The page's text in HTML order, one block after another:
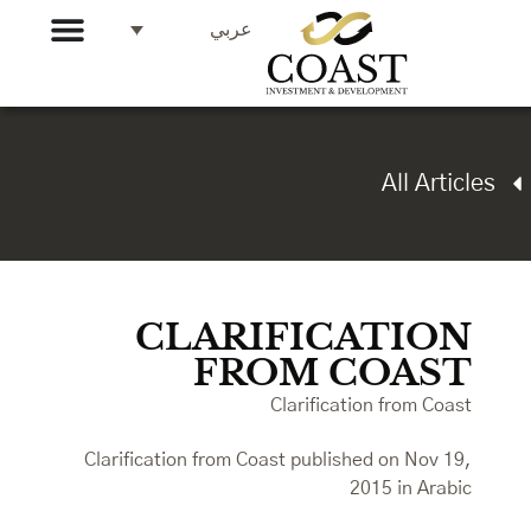
عربي
All Articles
CLARIFICATION
FROM COAST
Clarification from Coast
Clarification from Coast published on Nov 19,
2015 in Arabic